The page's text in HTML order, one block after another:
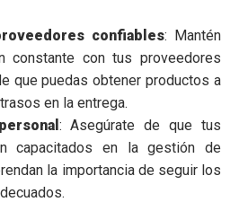
confiables: Mantén
constante con tus proveedores
que puedas obtener productos a
en la entrega.
: Asegúrate de que tus
capacitados en la gestión de
la importancia de seguir los